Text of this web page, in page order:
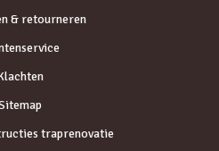
& retourneren
traprenovatie